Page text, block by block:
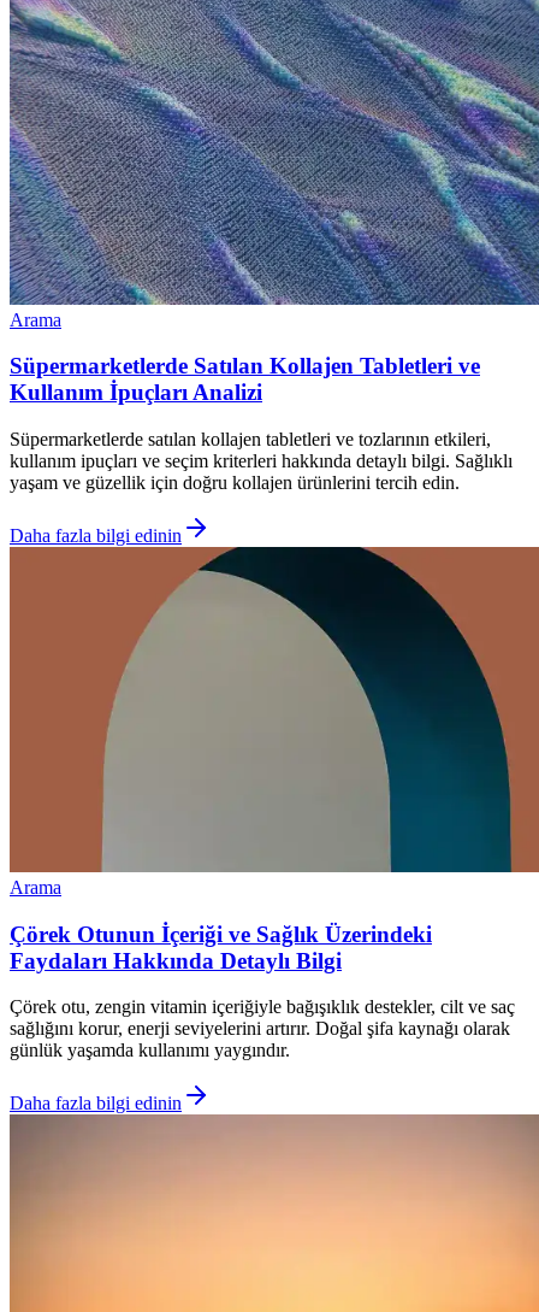
Arama
Süpermarketlerde Satılan Kollajen Tabletleri ve
Kullanım İpuçları Analizi
Süpermarketlerde satılan kollajen tabletleri ve tozlarının etkileri,
kullanım ipuçları ve seçim kriterleri hakkında detaylı bilgi. Sağlıklı
yaşam ve güzellik için doğru kollajen ürünlerini tercih edin.
Daha fazla bilgi edinin
Arama
Çörek Otunun İçeriği ve Sağlık Üzerindeki
Faydaları Hakkında Detaylı Bilgi
Çörek otu, zengin vitamin içeriğiyle bağışıklık destekler, cilt ve saç
sağlığını korur, enerji seviyelerini artırır. Doğal şifa kaynağı olarak
günlük yaşamda kullanımı yaygındır.
Daha fazla bilgi edinin